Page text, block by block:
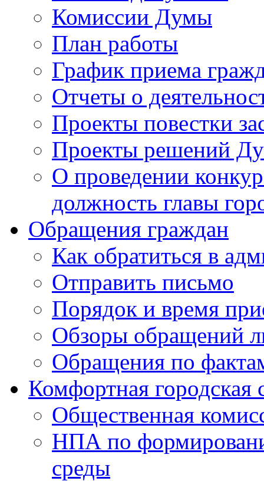
Комиссии Думы
План работы
График приема
Отчеты о
Проекты повестки
Проекты решений
О проведении
должность главы
Обращения граждан
Как обратиться в
Отправить письмо
Порядок и время
Обзоры обращений
Обращения по
Комфортная городская
Общественная
НПА по
среды